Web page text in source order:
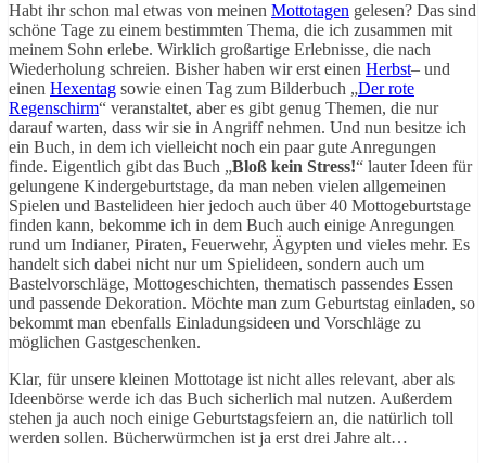
Habt ihr schon mal etwas von meinen Mottotagen gelesen? Das sind
schöne Tage zu einem bestimmten Thema, die ich zusammen mit
meinem Sohn erlebe. Wirklich großartige Erlebnisse, die nach
Wiederholung schreien. Bisher haben wir erst einen Herbst– und
einen Hexentag sowie einen Tag zum Bilderbuch „Der rote
Regenschirm“ veranstaltet, aber es gibt genug Themen, die nur
darauf warten, dass wir sie in Angriff nehmen. Und nun besitze ich
ein Buch, in dem ich vielleicht noch ein paar gute Anregungen
finde. Eigentlich gibt das Buch „Bloß kein Stress!“ lauter Ideen für
gelungene Kindergeburtstage, da man neben vielen allgemeinen
Spielen und Bastelideen hier jedoch auch über 40 Mottogeburtstage
finden kann, bekomme ich in dem Buch auch einige Anregungen
rund um Indianer, Piraten, Feuerwehr, Ägypten und vieles mehr. Es
handelt sich dabei nicht nur um Spielideen, sondern auch um
Bastelvorschläge, Mottogeschichten, thematisch passendes Essen
und passende Dekoration. Möchte man zum Geburtstag einladen, so
bekommt man ebenfalls Einladungsideen und Vorschläge zu
möglichen Gastgeschenken.
Klar, für unsere kleinen Mottotage ist nicht alles relevant, aber als
Ideenbörse werde ich das Buch sicherlich mal nutzen. Außerdem
stehen ja auch noch einige Geburtstagsfeiern an, die natürlich toll
werden sollen. Bücherwürmchen ist ja erst drei Jahre alt…